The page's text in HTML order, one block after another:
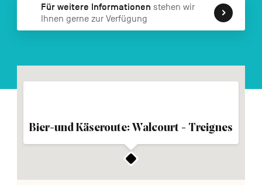
FR NL EN
Navigation
secondaire
Für weitere Informationen stehen wir
Ihnen gerne zur Verfügung
Bier-und Käseroute: Walcourt - Treignes